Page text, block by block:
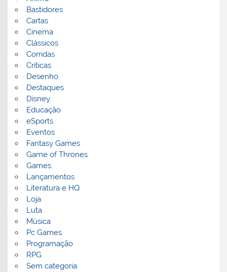
Bastidores
Cartas
Cinema
Clássicos
Corridas
Críticas
Desenho
Destaques
Disney
Educação
eSports
Eventos
Fantasy Games
Game of Thrones
Games
Lançamentos
Literatura e HQ
Loja
Luta
Música
Pc Games
Programação
RPG
Sem categoria